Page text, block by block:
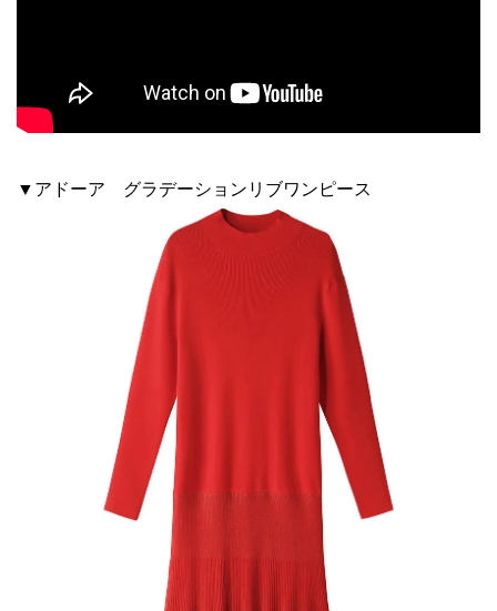
▼アドーア グラデーションリブワンピース